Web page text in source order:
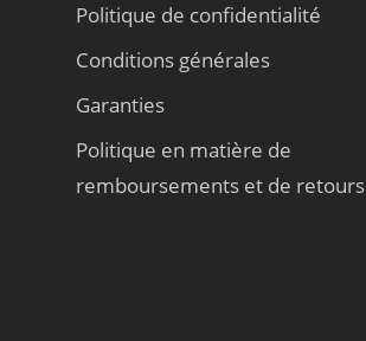
Politique de confidentialité
Conditions générales
Garanties
Politique en matière de
remboursements et de retours